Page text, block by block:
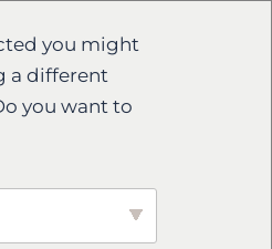
you might
a different
you want to